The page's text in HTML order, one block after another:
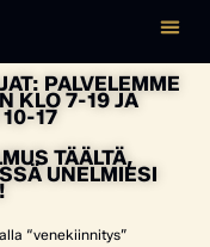
PALVELEMME
KLO 7-19 JA
10-17
TÄÄLTÄ,
UNELMIESI
“venekiinnitys”